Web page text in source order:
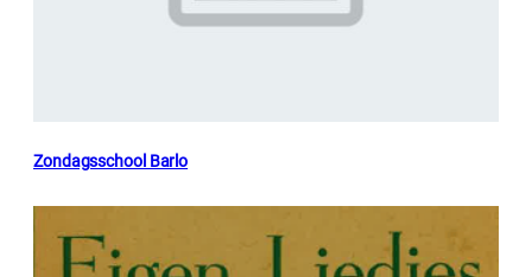
Zondagsschool Barlo